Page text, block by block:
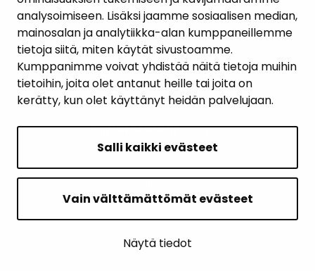
analysoimiseen. Lisäksi jaamme sosiaalisen median,
mainosalan ja analytiikka-alan kumppaneillemme
tietoja siitä, miten käytät sivustoamme.
Kumppanimme voivat yhdistää näitä tietoja muihin
tietoihin, joita olet antanut heille tai joita on
kerätty, kun olet käyttänyt heidän palvelujaan.
Salli kaikki evästeet
Vain välttämättömät evästeet
Näytä tiedot
KARTTAPALVELU
SIVUN ALKUUN
Intranet
Saavutettavuusseloste
Ilmoituskanava
Sivukartta